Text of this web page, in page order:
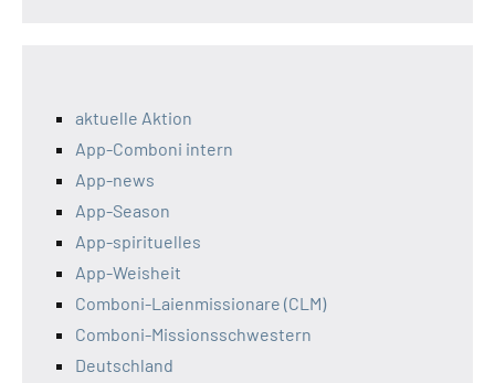
aktuelle Aktion
App-Comboni intern
App-news
App-Season
App-spirituelles
App-Weisheit
Comboni-Laienmissionare (CLM)
Comboni-Missionsschwestern
Deutschland